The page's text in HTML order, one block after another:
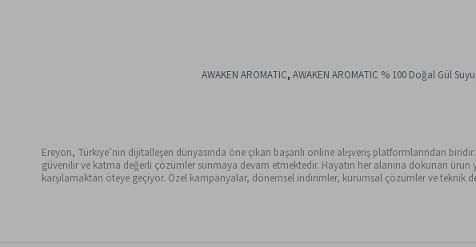
AWAKEN AROMATIC, AWAKEN AROMATIC % 100 Doğal Gül Suyu
Ereyon, Türkiye’nin dijitalleşen dünyasında öne çıkan başarılı online alışveriş platformlarından
güvenilir ve katma değerli çözümler sunmaya devam etmektedir. Hayatın her alanına dokunan ürün
karşılamaktan öteye geçiyor. Özel kampanyalar, dönemsel indirimler, kurumsal çözümler ve teknik